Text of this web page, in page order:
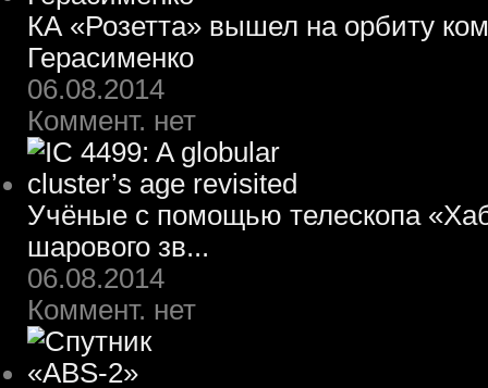
КА «Розетта» вышел на орбиту
Герасименко
06.08.2014
Коммент. нет
Учёные с помощью телескопа
шарового зв...
06.08.2014
Коммент. нет